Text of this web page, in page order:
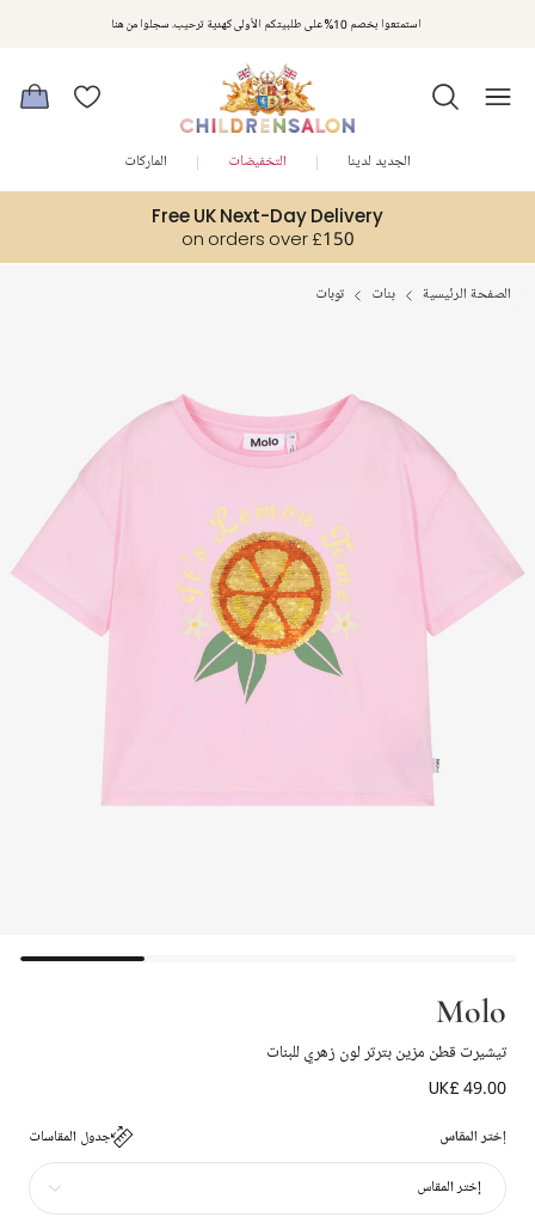
استمتعوا بخصم 10% على طلبيتكم الأولى كهدية ترحيب. سجلوا من هنا
مكافآت تشلدرن صالون | اجمعوا النقاط مع كل عملية شراء لتحصلوا على هدايا حصرية وعروض مصممة خصيصا لتلبي
متطلباتكم
Free UK Next-Day Delivery
on orders over £150
الجديد لدينا التخفيضات الماركات
الصفحة الرئيسية بنات توبات
Molo
تيشيرت قطن مزين بترتر لون زهري للبنات
UK£ 49.00
إختر المقاس جدول المقاسات
إختر المقاس